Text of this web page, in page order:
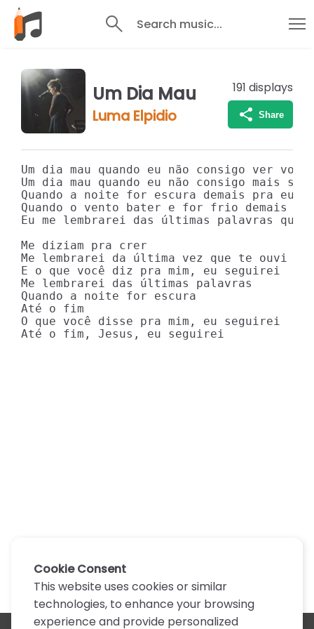
Search music...
Um Dia Mau
Luma Elpidio
191 displays
Share
Um dia mau quando eu não consigo ver
Um dia mau quando eu não consigo mais
Quando a noite for escura demais pra eu
Quando o vento bater e for frio demais pra
Eu me lembrarei das últimas palavras
Me diziam pra crer
Me lembrarei da última vez que te ouvi
E o que você diz pra mim, eu seguirei
Me lembrarei das últimas palavras
Quando a noite for escura
Até o fim
O que você disse pra mim, eu seguirei
Até o fim, Jesus, eu seguirei
Cookie Consent
This website uses cookies or similar
technologies, to enhance your browsing
experience and provide personalized